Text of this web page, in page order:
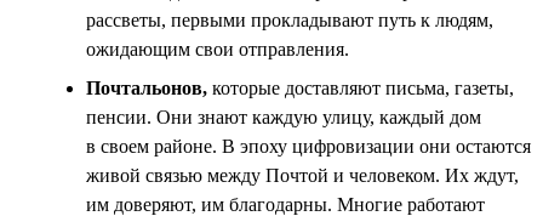
рассветы, первыми прокладывают путь к людям,
ожидающим свои отправления.
Почтальонов, которые доставляют письма, газеты,
пенсии. Они знают каждую улицу, каждый дом
в своем районе. В эпоху цифровизации они остаются
живой связью между Почтой и человеком. Их ждут,
им доверяют, им благодарны. Многие работают